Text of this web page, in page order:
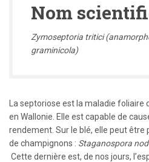
Nom
Zymoseptoria tritici
graminicola)
La septoriose est la maladie
en Wallonie. Elle est capable de
rendement. Sur le blé, elle peut être
de champignons : Staganospora
Cette dernière est, de nos jours,